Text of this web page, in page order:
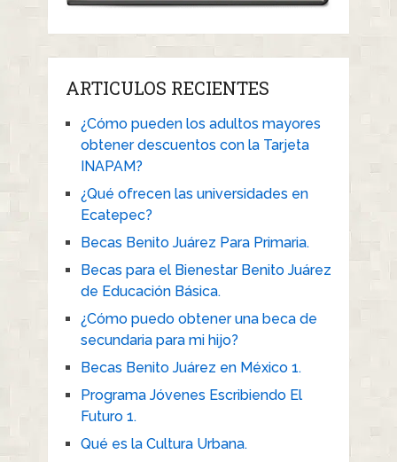
ARTICULOS RECIENTES
¿Cómo pueden los adultos mayores
obtener descuentos con la Tarjeta
INAPAM?
¿Qué ofrecen las universidades en
Ecatepec?
Becas Benito Juárez Para Primaria.
Becas para el Bienestar Benito Juárez
de Educación Básica.
¿Cómo puedo obtener una beca de
secundaria para mi hijo?
Becas Benito Juárez en México 1.
Programa Jóvenes Escribiendo El
Futuro 1.
Qué es la Cultura Urbana.